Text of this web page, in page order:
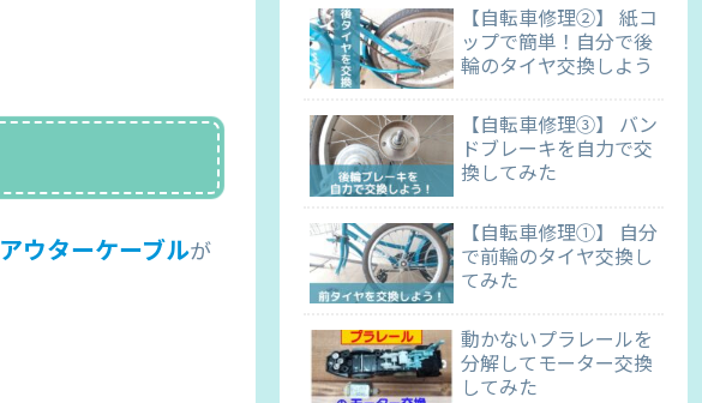
アウターケーブルが
【自転車修理②】 紙コ
ップで簡単！自分で後
輪のタイヤ交換しよう
【自転車修理③】 バン
ドブレーキを自力で交
換してみた
【自転車修理①】 自分
で前輪のタイヤ交換し
てみた
動かないプラレールを
分解してモーター交換
してみた